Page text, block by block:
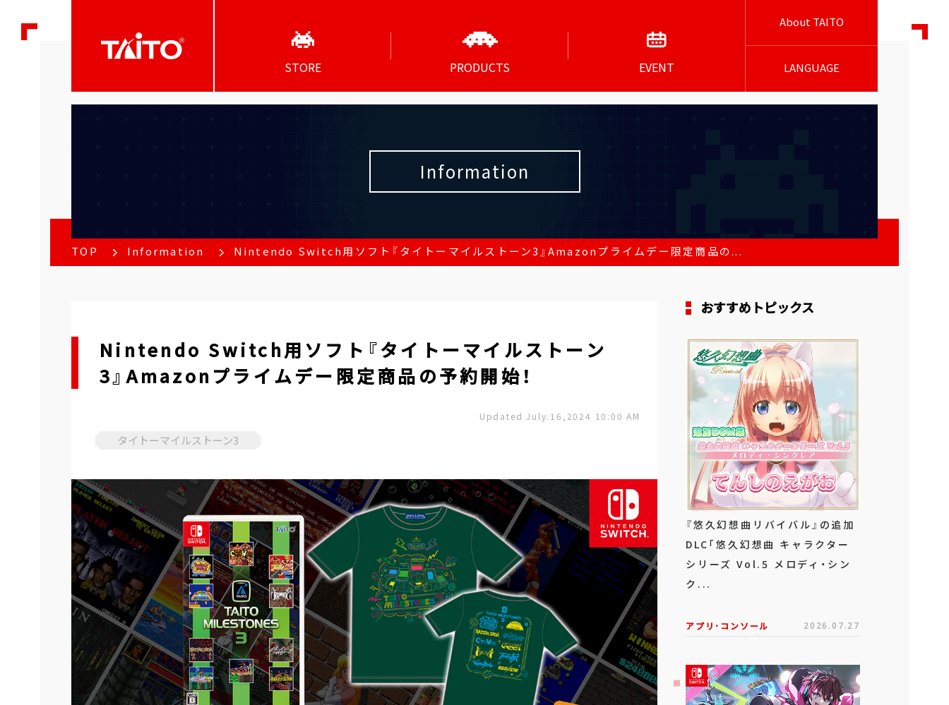
STORE PRODUCTS EVENT
About TAITO
LANGUAGE
Information
TOP Information Nintendo Switch用ソフト『タイトーマイルストーン3』Amazonプライムデー限定商品の...
Nintendo Switch用ソフト『タイトーマイルストーン
3』Amazonプライムデー限定商品の予約開始！
Updated July.16,2024 10:00 AM
タイトーマイルストーン3
おすすめトピックス
『悠久幻想曲リバイバル』の追加
DLC「悠久幻想曲 キャラクター
シリーズ Vol.5 メロディ・シン
ク...
アプリ･コンソール 2026.07.27